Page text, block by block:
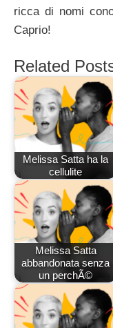
ricca di nomi
Caprio!
Related
Melissa Satta ha la
cellulite
Melissa Satta
abbandonata senza
un perchÃ©